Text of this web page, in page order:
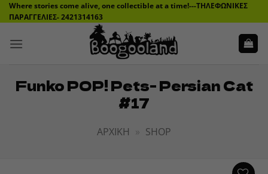
Μετάβαση
στο
Where stories come alive, one collectible at a time!---ΤΗΛΕΦΩΝΙΚΕΣ
ΠΑΡΑΓΓΕΛΙΕΣ- 2421314163
Funko POP! Pets- Persian Cat
#17
ΑΡΧΙΚΉ » SHOP